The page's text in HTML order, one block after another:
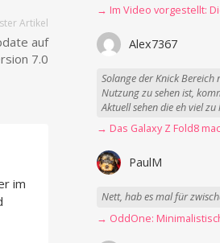
Artikel
auf
7.0
im
Alex7367
Solange der Knick Bereich
Nutzung zu sehen ist,
Aktuell sehen die eh viel
PaulM
Nett, hab es mal für